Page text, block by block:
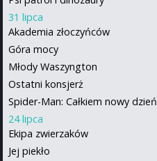
31 lipca
Akademia złoczyńców
Góra mocy
Młody Waszyngton
Ostatni konsjerż
Spider-Man: Całkiem nowy dzień
24 lipca
Ekipa zwierzaków
Jej piekło